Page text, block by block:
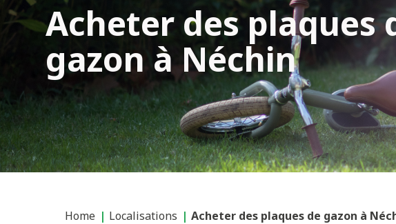
Acheter des plaques
gazon à Néchin
Home Localisations Acheter des plaques de gazon à